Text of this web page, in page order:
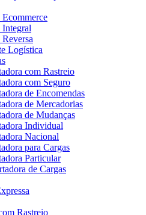
Integral
Logística
com Rastreio
com Seguro
de Encomendas
de Mercadorias
de Mudanças
Individual
Nacional
para Cargas
Particular
de Cargas
Rastreio